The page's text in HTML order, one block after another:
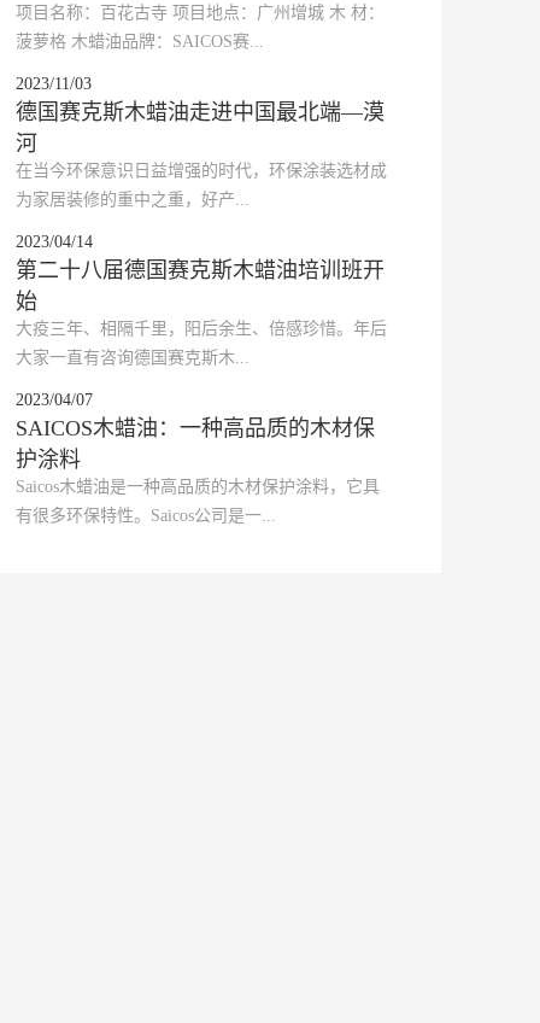
​项目名称：百花古寺 项目地点：广州增城 木 材：
菠萝格 木蜡油品牌：SAICOS赛...
2023/11/03
德国赛克斯木蜡油走进中国最北端—漠
河
​在当今环保意识日益增强的时代，环保涂装选材成
为家居装修的重中之重，好产...
2023/04/14
第二十八届德国赛克斯木蜡油培训班开
始
​大疫三年、相隔千里，阳后余生、倍感珍惜。年后
大家一直有咨询德国赛克斯木...
2023/04/07
SAICOS木蜡油：一种高品质的木材保
护涂料
​Saicos木蜡油是一种高品质的木材保护涂料，它具
有很多环保特性。Saicos公司是一...